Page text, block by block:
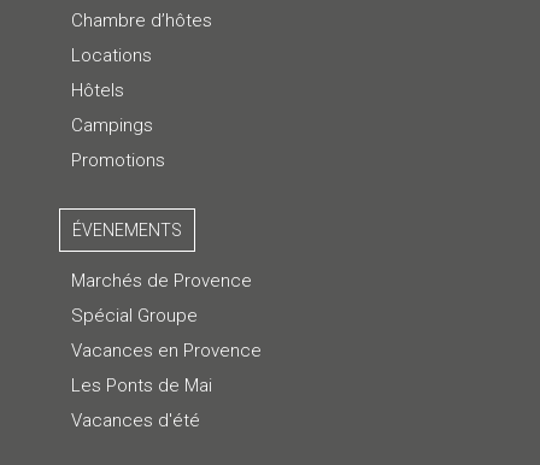
Chambre d’hôtes
Locations
Hôtels
Campings
Promotions
ÉVENEMENTS
Marchés de Provence
Spécial Groupe
Vacances en Provence
Les Ponts de Mai
Vacances d'été